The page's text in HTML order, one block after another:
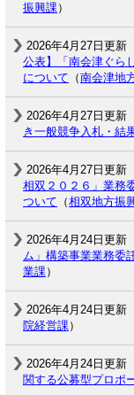
振興課）
2026年4月27日更新
公表】「南会津ぐら
について （南会津地
2026年4月27日更新
き一般競争入札・結
2026年4月27日更新
相双２０２６」業務
ついて （相双地方振
2026年4月24日更新
ム」構築事業業務委
業課）
2026年4月24日更新
院経営課）
2026年4月24日更新
関する公募型プロポ